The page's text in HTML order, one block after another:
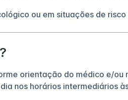
ou em situações de
orientação do médico e/ou
nos horários intermediários